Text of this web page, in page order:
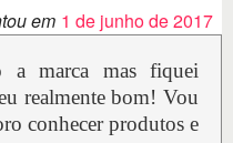
em 1 de junho de 2017
a marca mas fiquei
realmente bom! Vou
conhecer produtos e